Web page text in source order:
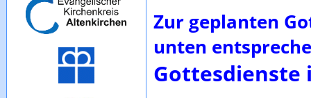
Zur geplanten
unten
Gottesdienste